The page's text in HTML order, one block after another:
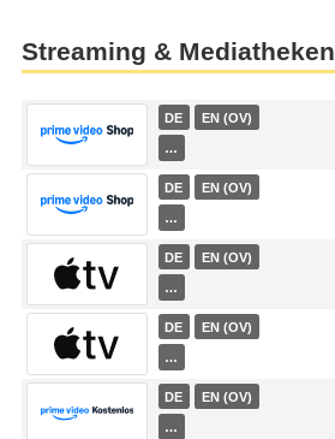
Streaming & Mediatheken
DE EN (OV)
…
DE EN (OV)
…
DE EN (OV)
…
DE EN (OV)
…
DE EN (OV)
…